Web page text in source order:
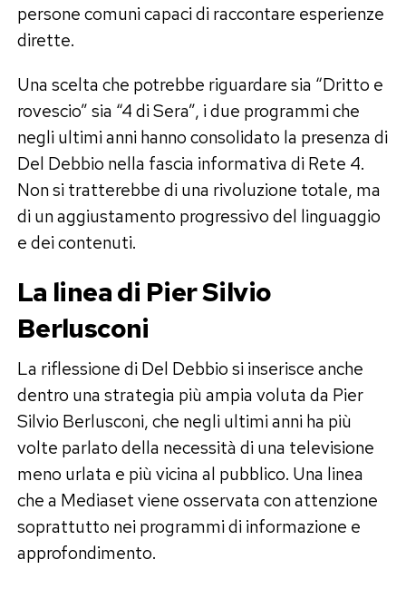
persone comuni capaci di raccontare esperienze
dirette.
Una scelta che potrebbe riguardare sia “Dritto e
rovescio” sia “4 di Sera”, i due programmi che
negli ultimi anni hanno consolidato la presenza di
Del Debbio nella fascia informativa di Rete 4.
Non si tratterebbe di una rivoluzione totale, ma
di un aggiustamento progressivo del linguaggio
e dei contenuti.
La linea di Pier Silvio
Berlusconi
La riflessione di Del Debbio si inserisce anche
dentro una strategia più ampia voluta da Pier
Silvio Berlusconi, che negli ultimi anni ha più
volte parlato della necessità di una televisione
meno urlata e più vicina al pubblico. Una linea
che a Mediaset viene osservata con attenzione
soprattutto nei programmi di informazione e
approfondimento.